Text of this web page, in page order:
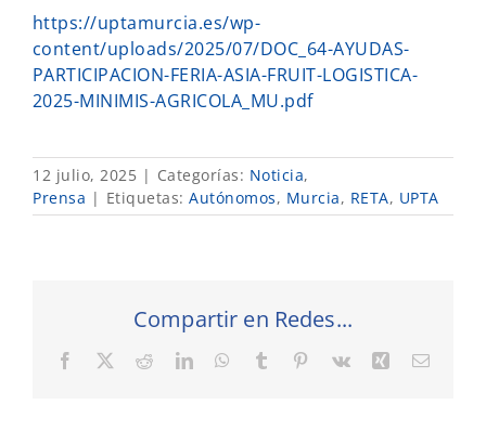
https://uptamurcia.es/wp-
content/uploads/2025/07/DOC_64-AYUDAS-
PARTICIPACION-FERIA-ASIA-FRUIT-LOGISTICA-
2025-MINIMIS-AGRICOLA_MU.pdf
12 julio, 2025 | Categorías: Noticia,
Prensa | Etiquetas: Autónomos, Murcia, RETA, UPTA
Compartir en Redes...
Facebook RedditLinkedInWhatsApp
Tumblr Pinterest
Vk XingCorreo